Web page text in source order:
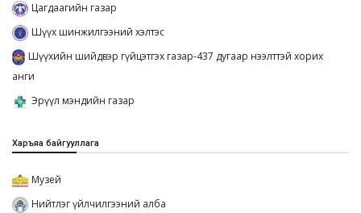
Цагдаагийн газар
Шүүх шинжилгээний хэлтэс
Шүүхийн шийдвэр гүйцэтгэх газар-437 дугаар нээлттэй хорих
анги
Эрүүл мэндийн газар
Харъяа байгууллага
Музей
Нийтлэг үйлчилгээний алба